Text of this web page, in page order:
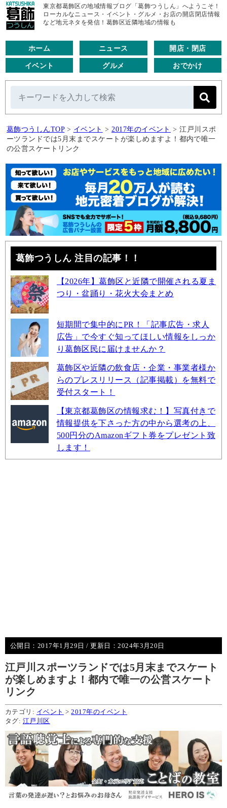
東京都葛飾区の地域情報ブログ「葛飾つうしん」へようこそ！
ローカルなニュース・イベント・グルメ・お店の開店閉店情報
など地元ネタを発信！葛飾区近隣地域の情報も
ホーム ニュース 開店・閉店
イベント グルメ おでかけ
葛飾つうしんTOP > イベント > 2017年のイベント > 江戸川スポ
ーツランドでは5月末までスケートが楽しめますよ！都内で唯一
の公営スケートリンク
葛飾つうしん 注目の記事！！
【2026年】葛飾区と近隣で開催される夏ま
つり・盆踊り・花火大会まとめ
短期間で集中的にPR！「記事広告・求人
広告」で今すぐ知ってほしい情報をしっか
り葛飾区民に届けませんか？
葛飾区や近隣の飲食店・企業・事業者様か
らのプレスリリース（記事掲載）を無料で
受付スタート！
【東京都葛飾区の情報求む！】写真付きで
情報提供を下さった方の中から選考の上、
500円分のAmazonギフト券をプレゼント致
します！
公開日： 2017年1月29日 / 更新日：2024年3月20日
江戸川スポーツランドでは5月末までスケート
が楽しめますよ！都内で唯一の公営スケート
リンク
カテゴリ: イベント >2017年のイベント
タグ: 江戸川区